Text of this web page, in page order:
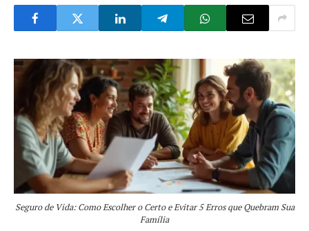
Seguro de Vida: Como Escolher o Certo e Evitar 5 Erros que Quebram Sua
Família